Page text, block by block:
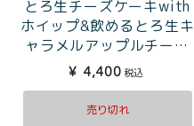
とろ生チーズケーキwith
ホイップ&飲めるとろ生キ
ャラメルアップルチーズ
ケーキ
¥ 4,400 税込
売り切れ